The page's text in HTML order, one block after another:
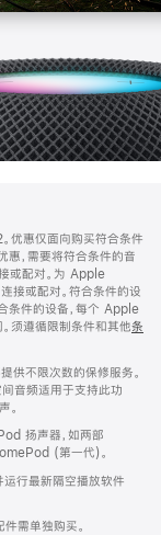
优惠仅面向购买符合条件
，需要将符合条件的音
或配对。为 Apple
接或配对。符合条件的设
条件的设备，每个 Apple
须遵循限制条件和其他条
不限次数的保修服务。
音频适用于支持此功
。
扬声器，如两部
(第一代)。
行最新隔空播放软件
需单独购买。